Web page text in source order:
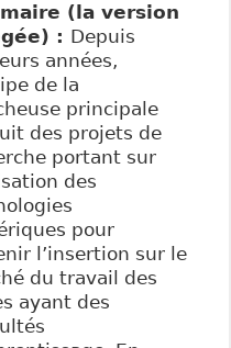
(la version
: Depuis
années,
de la
principale
des projets de
portant sur
des
pour
l’insertion sur le
du travail des
ayant des